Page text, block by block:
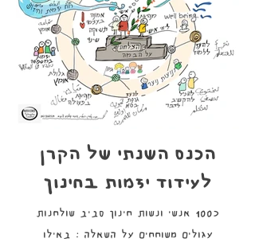
הכנס השנתי של הקרן
לעידוד יזמות בחינוך
עגולים משוחחים על השאלה : באילו